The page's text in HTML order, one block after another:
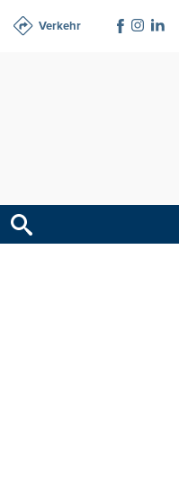
Verkehr